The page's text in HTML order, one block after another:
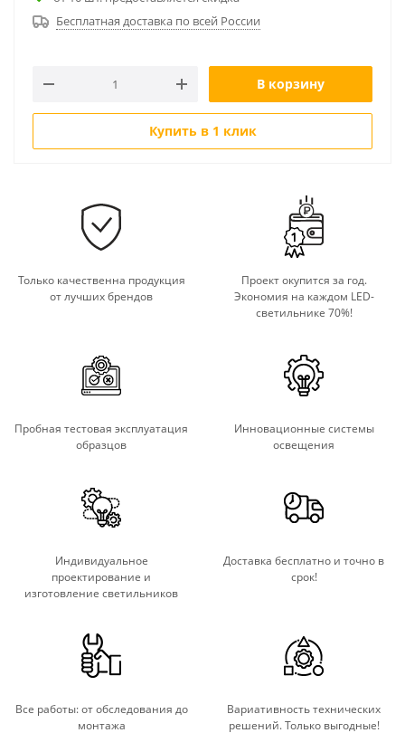
Бесплатная доставка по всей России
В корзину
Купить в 1 клик
Только качественна продукция
от лучших брендов
Проект окупится за год.
Экономия на каждом LED-
светильнике 70%!
Пробная тестовая эксплуатация
образцов
Инновационные системы
освещения
Индивидуальное
проектирование и
изготовление светильников
Доставка бесплатно и точно в
срок!
Все работы: от обследования до
монтажа
Вариативность технических
решений. Только выгодные!